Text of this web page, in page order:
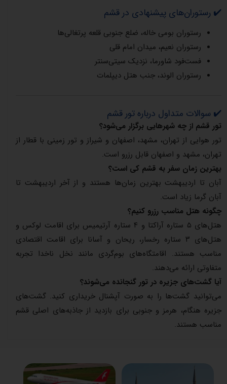
✔️ رستوران‌های پیشنهادی در قشم
رستوران بومی خاله، ضلع جنوبی قلعه پرتغالی‌ها
رستوران نعیم، میدان امام قلی
فست‌فود شاورما، نزدیک سیتی‌سنتر
رستوران الوند، جنب هتل دیپلمات
✔️ سوالات متداول درباره تور قشم
تور قشم از چه شهرهایی برگزار می‌شود؟
تور هوایی از تهران، مشهد، اصفهان و شیراز و تور زمینی با قطار از
تهران، مشهد و اصفهان قابل رزرو است.
بهترین زمان سفر به قشم کی است؟
آبان تا اردیبهشت بهترین زمان‌ها هستند و از آخر اردیبهشت تا
آبان گرما زیاد است.
چگونه هتل مناسب رزرو کنیم؟
هتل‌های ۵ ستاره آراکتا و ۴ ستاره آرتیمیس برای اقامت لوکس و
هتل‌های ۳ ستاره رخسار، ریحان و آسانا برای اقامت اقتصادی
مناسب هستند. اقامتگاه‌های بوم‌گردی مانند نخل ناخدا تجربه
متفاوتی ارائه می‌دهند.
آیا گشت‌های جزیره در تور گنجانده می‌شوند؟
می‌توانید گشت‌ها را به صورت آپشنال خریداری کنید. گشت‌های
جزیره هنگام، هرمز و جنوبی برای بازدید از جاذبه‌های اصلی قشم
مناسب هستند.